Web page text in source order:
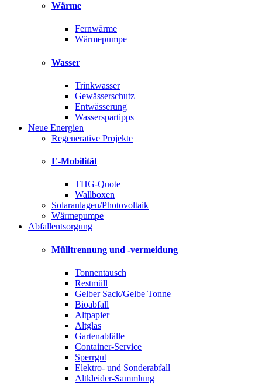
Wärme
Fernwärme
Wärmepumpe
Wasser
Trinkwasser
Gewässerschutz
Entwässerung
Wasserspartipps
Neue Energien
Regenerative Projekte
E-Mobilität
THG-Quote
Wallboxen
Solaranlagen/Photovoltaik
Wärmepumpe
Abfallentsorgung
Mülltrennung und -vermeidung
Tonnentausch
Restmüll
Gelber Sack/Gelbe Tonne
Bioabfall
Altpapier
Altglas
Gartenabfälle
Container-Service
Sperrgut
Elektro- und Sonderabfall
Altkleider-Sammlung